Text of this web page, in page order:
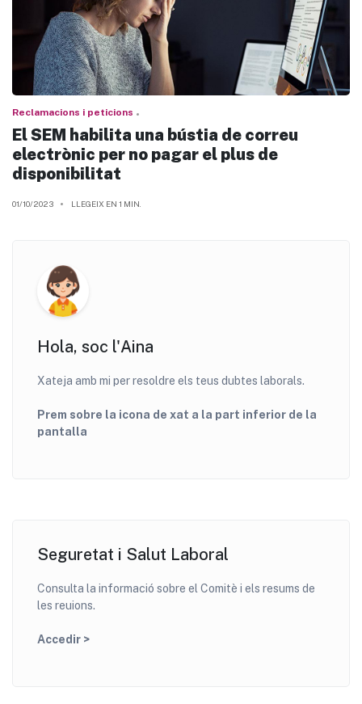
Reclamacions i peticions
El SEM habilita una bústia de correu
electrònic per no pagar el plus de
disponibilitat
01/10/2023 LLEGEIX EN 1 MIN.
Hola, soc l'Aina
Xateja amb mi per resoldre els teus dubtes laborals.
Prem sobre la icona de xat a la part inferior de la
pantalla
Seguretat i Salut Laboral
Consulta la informació sobre el Comitè i els resums de
les reuions.
Accedir >